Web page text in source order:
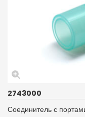
2743000
Соединитель с